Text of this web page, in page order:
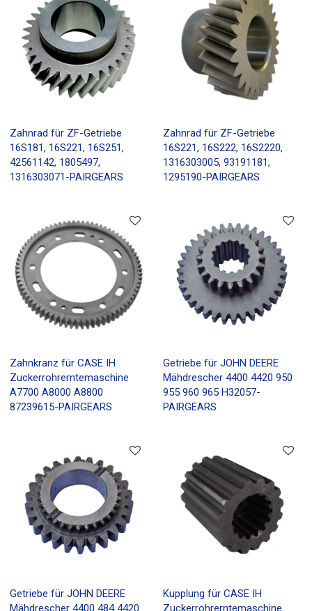
Zahnrad für ZF-Getriebe
16S181, 16S221, 16S251,
42561142, 1805497,
1316303071-PAIRGEARS
Zahnrad für ZF-Getriebe
16S221, 16S222, 16S2220,
1316303005, 93191181,
1295190-PAIRGEARS
Zahnkranz für CASE IH
Zuckerrohrerntemaschine
A7700 A8000 A8800
87239615-PAIRGEARS
Getriebe für JOHN DEERE
Mähdrescher 4400 4420 950
955 960 965 H32057-
PAIRGEARS
Getriebe für JOHN DEERE
Mähdrescher 4400 484 4420
Kupplung für CASE IH
Zuckerrohrerntemaschine